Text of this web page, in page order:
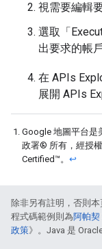
視需要編輯
選取「
出要求的帳戶
在 APIs
展開 APIs
Google 地圖平台是
政署® 所有，經授
Certified™。 ↩
除非另有註明，否則
程式碼範例則為阿帕契
政策》。Java 是